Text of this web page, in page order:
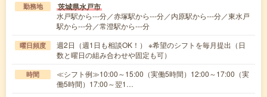
勤務地 茨城県水戸市
水戸駅から---分／赤塚駅から---分／内原駅から---分／東水戸
駅から---分／常澄駅から---分
曜日頻度
週2日（週1日も相談OK！） ※希望のシフトを毎月提出（日
数と曜日の組み合わせや固定も可）
時間
≪シフト例≫10:00～15:00（実働5時間）12:00～17:00（実
働5時間）17:00～翌1…